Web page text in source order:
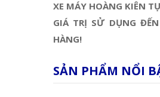
XE MÁY HOÀNG KIÊN
GIÁ TRỊ SỬ DỤNG
HÀNG!
SẢN PHẨM NỔI